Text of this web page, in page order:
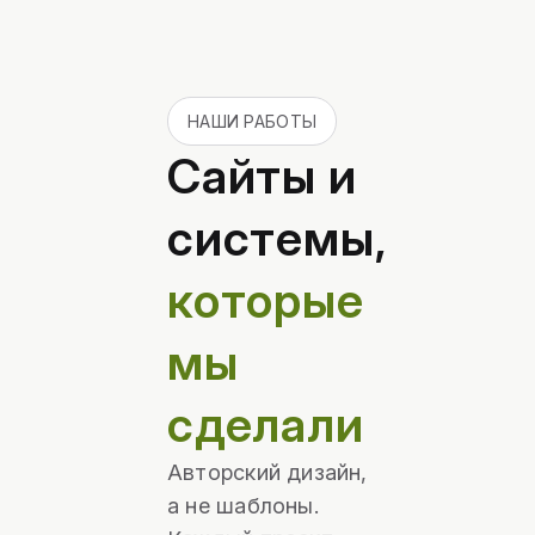
НАШИ РАБОТЫ
Сайты и
системы,
которые
мы
сделали
Авторский дизайн,
а не шаблоны.